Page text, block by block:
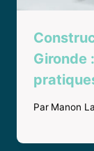
Gironde
Par Manon